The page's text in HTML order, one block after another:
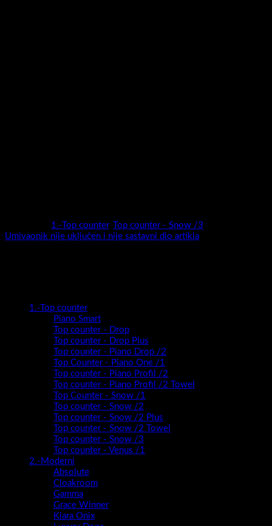
1.-Top counter, Top counter - Snow /3
Umivaonik nije uključen i nije sastavni dio artikla
1.-Top counter
Piano Smart
Top counter - Drop
Top counter - Drop Plus
Top counter - Piano Drop /2
Top Counter - Piano One /1
Top counter - Piano Profil /2
Top counter - Piano Profil /2 Towel
Top Counter - Snow /1
Top counter - Snow /2
Top counter - Snow /2 Plus
Top counter - Snow /2 Towel
Top counter - Snow /3
Top counter - Venus /1
2.-Moderni
Absolute
Cloakroom
Gamma
Grace Winner
Kiara Onix